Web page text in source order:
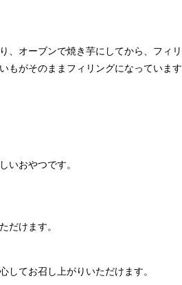
、オーブンで焼き芋にしてから、フィリ
もがそのままフィリングになっています
いおやつです。
だけます。
てお召し上がりいただけます。